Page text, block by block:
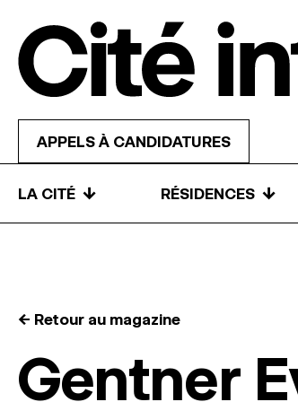
APPELS À CANDIDATURES
LA CITÉ ↓ RÉSIDENCES ↓
← Retour au magazine
Gentner